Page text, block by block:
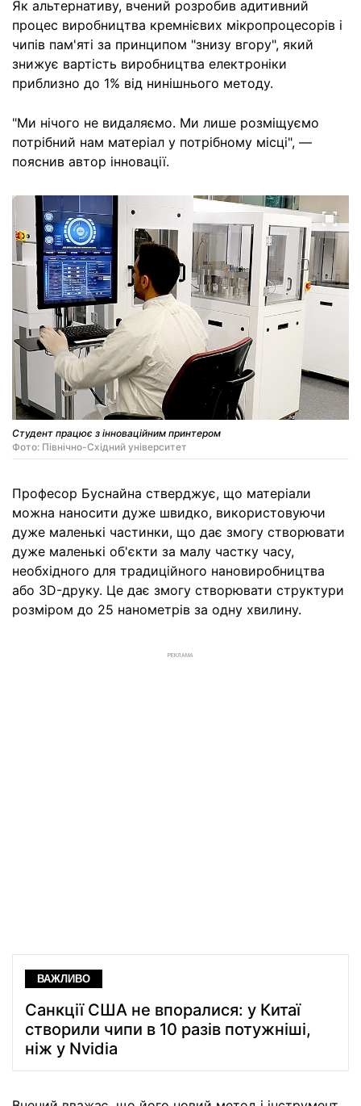
Як альтернативу, вчений розробив адитивний
процес виробництва кремнієвих мікропроцесорів і
чипів пам'яті за принципом "знизу вгору", який
знижує вартість виробництва електроніки
приблизно до 1% від нинішнього методу.
"Ми нічого не видаляємо. Ми лише розміщуємо
потрібний нам матеріал у потрібному місці", —
пояснив автор інновації.
Студент працює з інноваційним принтером
Фото: Північно-Східний університет
Професор Буснайна стверджує, що матеріали
можна наносити дуже швидко, використовуючи
дуже маленькі частинки, що дає змогу створювати
дуже маленькі об'єкти за малу частку часу,
необхідного для традиційного нановиробництва
або 3D-друку. Це дає змогу створювати структури
розміром до 25 нанометрів за одну хвилину.
РЕКЛАМА
ВАЖЛИВО
Санкції США не впоралися: у Китаї
створили чипи в 10 разів потужніші,
ніж у Nvidia